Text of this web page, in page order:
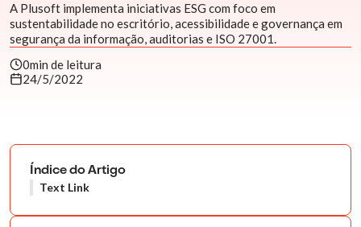
A Plusoft implementa iniciativas ESG com foco em
sustentabilidade no escritório, acessibilidade e governança em
segurança da informação, auditorias e ISO 27001.
0min de leitura
24/5/2022
Índice do Artigo
Text Link